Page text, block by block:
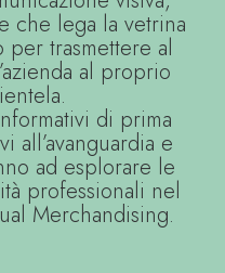
che lega la vetrina
trasmettere al
al proprio
di prima
all’avanguardia e
ad esplorare le
professionali nel
Merchandising.